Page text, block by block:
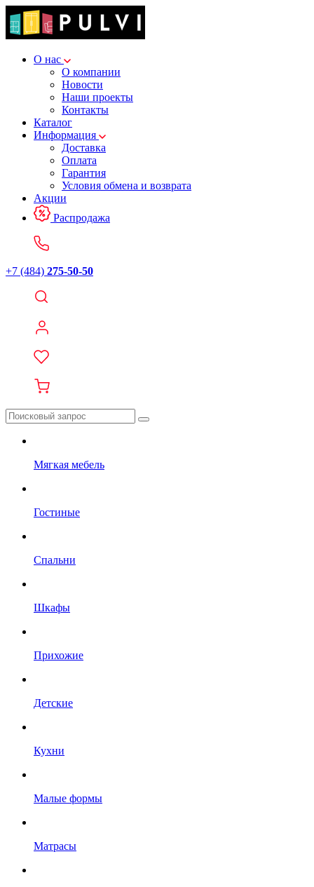
О нас
О компании
Новости
Наши проекты
Контакты
Каталог
Информация
Доставка
Оплата
Гарантия
Условия обмена и возврата
Акции
Распродажа
+7 (484) 275-50-50
Мягкая мебель
Гостиные
Спальни
Шкафы
Прихожие
Детские
Кухни
Малые формы
Матрасы